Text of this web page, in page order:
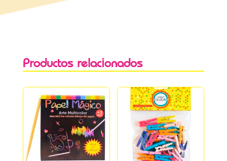
Productos relacionados